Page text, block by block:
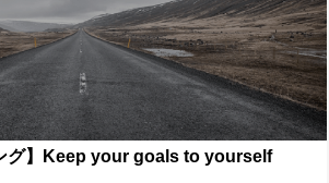
グ】Keep your goals to yourself